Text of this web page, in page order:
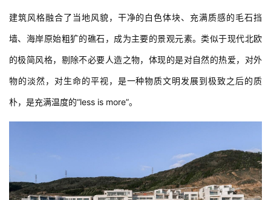
建筑风格融合了当地风貌，干净的白色体块、充满质感的毛石挡
墙、海岸原始粗犷的礁石，成为主要的景观元素。类似于现代北欧
的极简风格，剔除不必要人造之物，体现的是对自然的热爱，对外
物的淡然，对生命的平视，是一种物质文明发展到极致之后的质
朴，是充满温度的“less is more”。